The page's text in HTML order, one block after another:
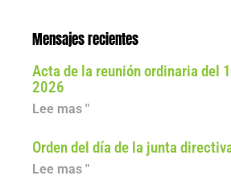
Mensajes recientes
Acta de la reunión ordinaria del
2026
Lee mas "
Orden del día de la junta
Lee mas "